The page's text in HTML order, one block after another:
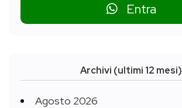
Entra
Archivi (ultimi 12 mesi)
Agosto 2026